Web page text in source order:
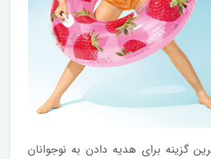
گزینه برای هدیه دادن به نوجوانان